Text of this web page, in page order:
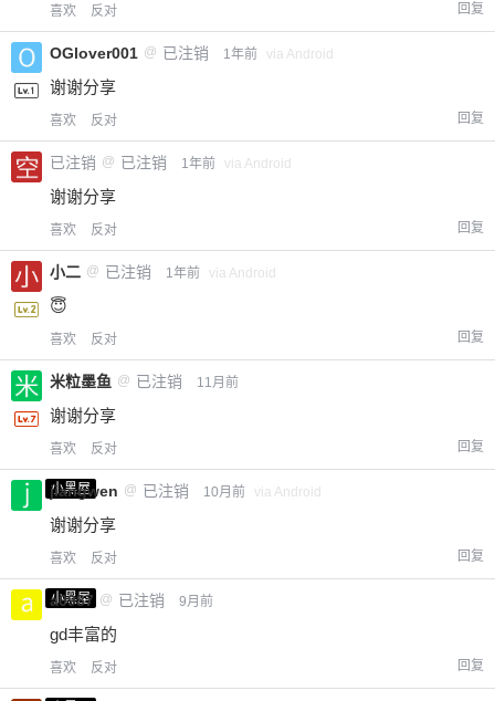
喜欢 反对 回复
OGlover001 @ 已注销 1年前 via Android
谢谢分享
喜欢 反对 回复
已注销 @ 已注销 1年前 via Android
谢谢分享
喜欢 反对 回复
小二 @ 已注销 1年前 via Android
😇
喜欢 反对 回复
米粒墨鱼 @ 已注销 11月前
谢谢分享
喜欢 反对 回复
小黑屋
jiangwen @ 已注销 10月前 via Android
谢谢分享
喜欢 反对 回复
小黑屋
a0987 @ 已注销 9月前
gd丰富的
喜欢 反对 回复